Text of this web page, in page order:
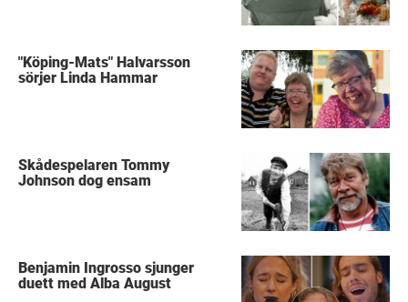
"Köping-Mats" Halvarsson
sörjer Linda Hammar
Skådespelaren Tommy
Johnson dog ensam
Benjamin Ingrosso sjunger
duett med Alba August